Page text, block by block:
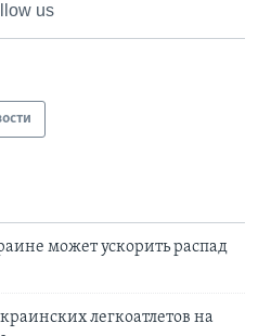
us
может ускорить распад
легкоатлетов на